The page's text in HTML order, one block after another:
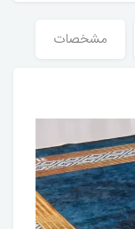
مشخصات